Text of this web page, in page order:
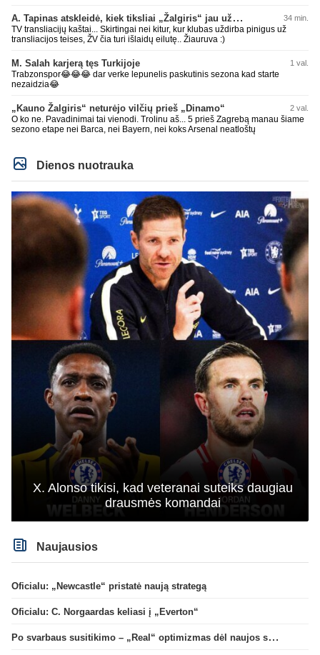
A. Tapinas atskleidė, kiek tiksliai „Žalgiris“ jau uždirbo iš UEFA premijų 34 min.
TV transliacijų kaštai... Skirtingai nei kitur, kur klubas uždirba pinigus už
transliacijos teises, ŽV čia turi išlaidų eilutę.. Žiauruva :)
M. Salah karjerą tęs Turkijoje 1 val.
Trabzonspor😂😂😂 dar verke lepunelis paskutinis sezona kad starte
nezaidzia😂
„Kauno Žalgiris“ neturėjo vilčių prieš „Dinamo“ 2 val.
O ko ne. Pavadinimai tai vienodi. Trolinu aš... 5 prieš Zagrebą manau šiame
sezono etape nei Barca, nei Bayern, nei koks Arsenal neatloštų
Dienos nuotrauka
X. Alonso tikisi, kad veteranai suteiks daugiau
drausmės komandai
Naujausios
Oficialu: „Newcastle“ pristatė naują strategą
Oficialu: C. Norgaardas keliasi į „Everton“
Po svarbaus susitikimo – „Real“ optimizmas dėl naujos sutarties su Viniciumi